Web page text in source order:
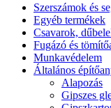
Szerszámok és
Egyéb termékek
Csavarok,
Fugázó és
Munkavédelem
Általános
Alapozás
Gipszes